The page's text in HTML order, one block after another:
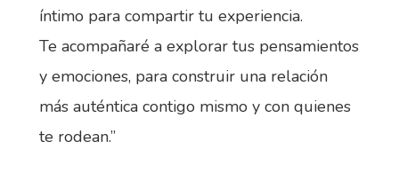
íntimo para compartir tu experiencia.
Te acompañaré a explorar tus pensamientos
y emociones, para construir una relación
más auténtica contigo mismo y con quienes
te rodean.”